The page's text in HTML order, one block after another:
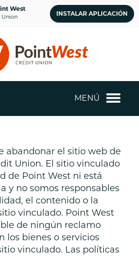
West
Union INSTALAR APLICACIÓN
¿Qué
podemos
ayudarte
a
MENÚ
abandonar el sitio web de
Union. El sitio vinculado
de Point West ni está
y no somos responsables
el contenido o la
vinculado. Point West
de ningún reclamo
los bienes o servicios
vinculado. Las políticas